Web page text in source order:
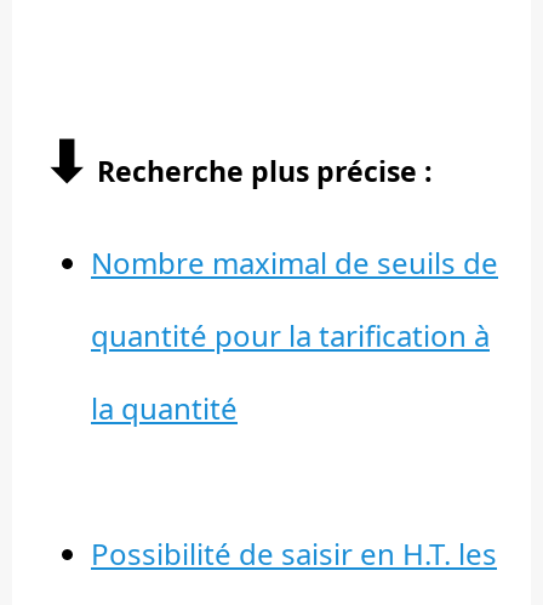
⬇︎ Recherche plus précise :
Nombre maximal de seuils de
quantité pour la tarification à
la quantité
Possibilité de saisir en H.T. les